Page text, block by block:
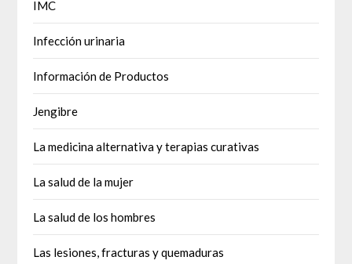
IMC
Infección urinaria
Información de Productos
Jengibre
La medicina alternativa y terapias curativas
La salud de la mujer
La salud de los hombres
Las lesiones, fracturas y quemaduras